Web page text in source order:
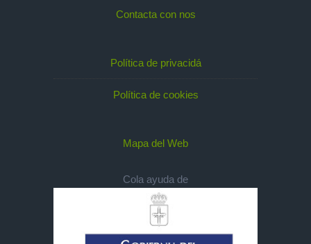
Contacta con nos
Política de privacidá
Política de cookies
Mapa del Web
Cola ayuda de